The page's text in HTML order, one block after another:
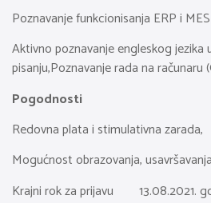
Poznavanje funkcionisanja ERP i
Aktivno poznavanje engleskog jezika
pisanju,Poznavanje rada na računaru
Pogodnosti
Redovna plata i stimulativna zarada,
Mogućnost obrazovanja,
Krajni rok za prijavu 13.08.2021.